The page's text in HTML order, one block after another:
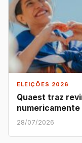
ELEIÇÕES 2026
Quaest traz
numericamente
28/07/2026